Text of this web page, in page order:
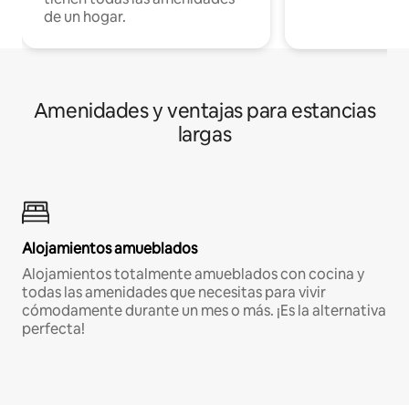
de un hogar.
Amenidades y ventajas para estancias
largas
Alojamientos amueblados
Alojamientos totalmente amueblados con cocina y
todas las amenidades que necesitas para vivir
cómodamente durante un mes o más. ¡Es la alternativa
perfecta!